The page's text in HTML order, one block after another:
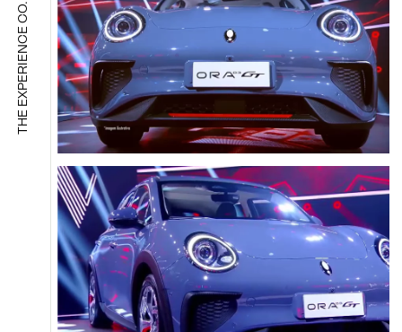
THE EXPERIENCE CO. IDIOMA